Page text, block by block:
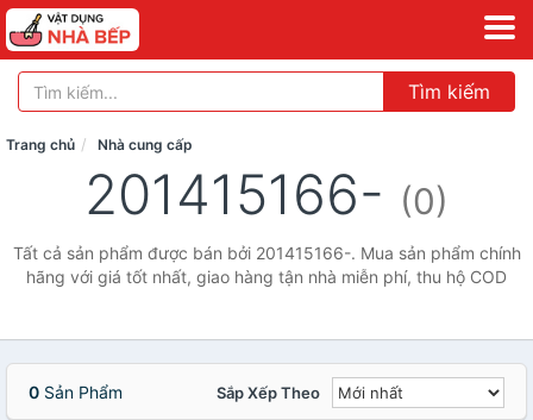
Tìm kiếm
Trang chủ Nhà cung cấp
201415166- (0)
Tất cả sản phẩm được bán bởi 201415166-. Mua sản phẩm chính
hãng với giá tốt nhất, giao hàng tận nhà miễn phí, thu hộ COD
0 Sản Phẩm Sắp Xếp Theo